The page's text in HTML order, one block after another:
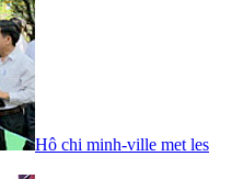
Hô chi minh-ville met les